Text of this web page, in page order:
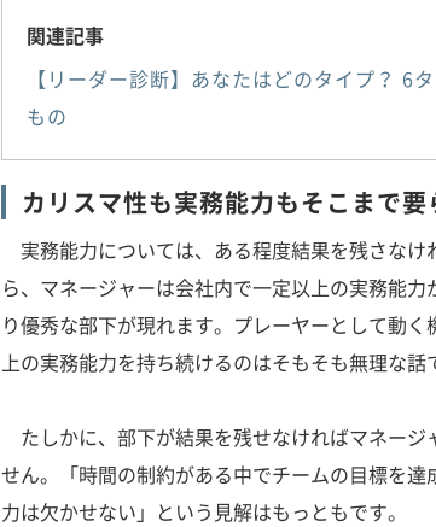
関連記事
【リーダー診断】あなたはどのタイプ？ 6
もの
カリスマ性も実務能力もそこまで要
実務能力については、ある程度結果を残さな
ら、マネージャーは会社内で一定以上の実務能
り優秀な部下が現れます。プレーヤーとして動
上の実務能力を持ち続けるのはそもそも無理な話
たしかに、部下が結果を残せなければマネー
せん。「時間の制約がある中でチームの目標を
力は欠かせない」という見解はもっともです。